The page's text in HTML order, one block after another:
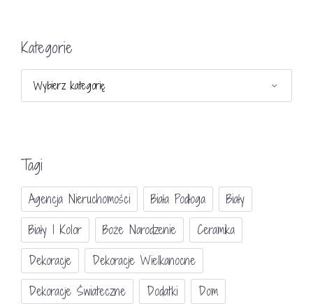
Kategorie
Tagi
Agencja Nieruchomości Biała Podłoga
Biały
Biały I Kolor
Boże Narodzenie
Ceramika
Dekoracje
Dekoracje Wielkanocne
Dekoracje Świateczne
Dodatki
Dom